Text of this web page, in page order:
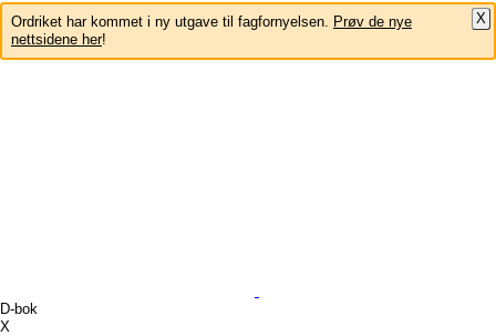
Ordriket har kommet i ny utgave til fagfornyelsen. Prøv de nye
nettsidene her!
X
D-bok
X